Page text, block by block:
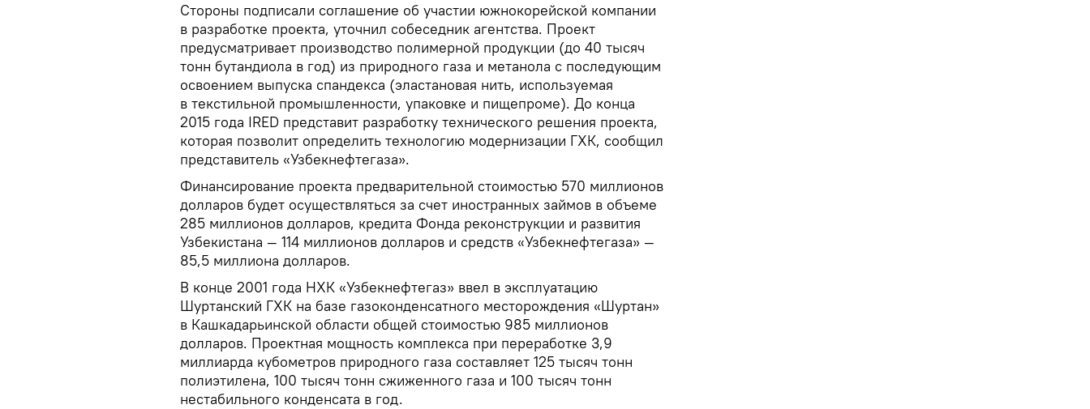
Стороны подписали соглашение об участии южнокорейской компании
в разработке проекта, уточнил собеседник агентства. Проект
предусматривает производство полимерной продукции (до 40 тысяч
тонн бутандиола в год) из природного газа и метанола с последующим
освоением выпуска спандекса (эластановая нить, используемая
в текстильной промышленности, упаковке и пищепроме). До конца
2015 года IRED представит разработку технического решения проекта,
которая позволит определить технологию модернизации ГХК, сообщил
представитель «Узбекнефтегаза».
Финансирование проекта предварительной стоимостью 570 миллионов
долларов будет осуществляться за счет иностранных займов в объеме
285 миллионов долларов, кредита Фонда реконструкции и развития
Узбекистана — 114 миллионов долларов и средств «Узбекнефтегаза» —
85,5 миллиона долларов.
В конце 2001 года НХК «Узбекнефтегаз» ввел в эксплуатацию
Шуртанский ГХК на базе газоконденсатного месторождения «Шуртан»
в Кашкадарьинской области общей стоимостью 985 миллионов
долларов. Проектная мощность комплекса при переработке 3,9
миллиарда кубометров природного газа составляет 125 тысяч тонн
полиэтилена, 100 тысяч тонн сжиженного газа и 100 тысяч тонн
нестабильного конденсата в год.